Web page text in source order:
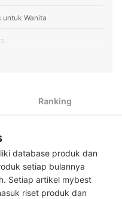
untuk Wanita
(tint)
kacamata
Ranking
database produk dan
setiap bulannya
Setiap artikel mybest
riset produk dan